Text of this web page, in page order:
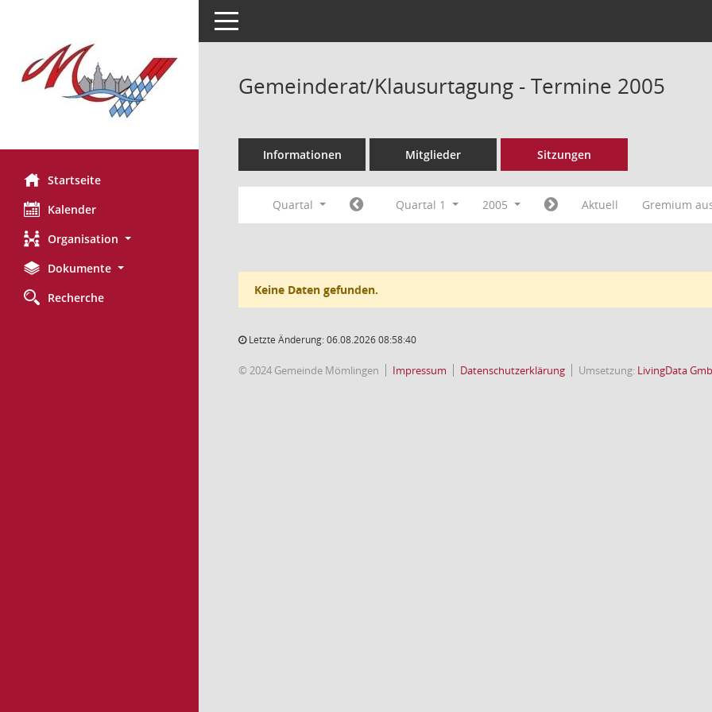
Startseite
Kalender
Organisation
Dokumente
Recherche
Toggle navigation
Gemeinderat/Klausurtagung - Termine 2005
Informationen Mitglieder Sitzungen
Quartal Quartal 1 2005 Aktuell Gremium
Keine Daten gefunden.
Letzte Änderung: 06.08.2026 08:58:40
© 2024 Gemeinde Mömlingen Impressum Datenschutzerklärung Umsetzung: LivingData